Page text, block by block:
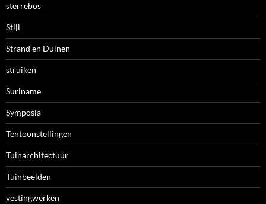
sterrebos
Stijl
Strand en Duinen
struiken
Suriname
Symposia
Tentoonstellingen
Tuinarchitectuur
Tuinbeelden
vestingwerken